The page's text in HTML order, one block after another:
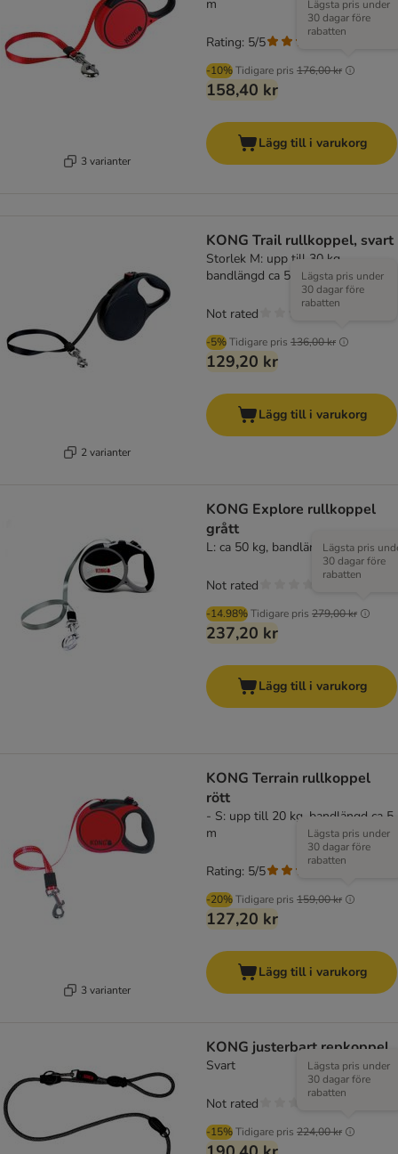
3 varianter
m
-10%Tidigare pris 176,00 kr
Lägsta pris under
30 dagar före
rabatten
158,40 kr
Rating: 5/5
Lägg till i varukorg
2 varianter
KONG Trail rullkoppel, svart
Storlek M: upp till 30 kg,
bandlängd ca 5 m
-5%Tidigare pris 136,00 kr
Lägsta pris under
30 dagar före
rabatten
129,20 kr
Not rated
Lägg till i varukorg
KONG Explore rullkoppel
grått
L: ca 50 kg, bandlängd ca 7,5 m
-14.98%Tidigare pris 279,00 kr
Lägsta pris
30 dagar före
rabatten
237,20 kr
Not rated
Lägg till i varukorg
3 varianter
KONG Terrain rullkoppel
rött
- S: upp till 20 kg, bandlängd ca 5
m
-20%Tidigare pris 159,00 kr
Lägsta pris under
30 dagar före
rabatten
127,20 kr
Rating: 5/5
Lägg till i varukorg
KONG justerbart repkoppel
Svart
-15%Tidigare pris 224,00 kr
Lägsta pris under
30 dagar före
rabatten
Not rated